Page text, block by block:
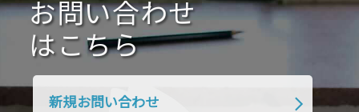
2020年7月 2020年6月 2020年5月
2020年4月 2020年3月 2020年2月
2019年9月
お問い合わせ
はこちら
新規お問い合わせ